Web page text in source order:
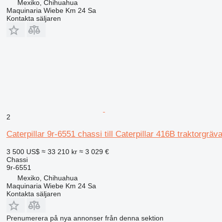
Mexiko, Chihuahua
Maquinaria Wiebe Km 24 Sa
Kontakta säljaren
2
Caterpillar 9r-6551 chassi till Caterpillar 416B
3 500 US$ ≈ 33 210 kr ≈ 3 029 €
Chassi
9r-6551
Mexiko, Chihuahua
Maquinaria Wiebe Km 24 Sa
Kontakta säljaren
Prenumerera på nya annonser från denna sektion